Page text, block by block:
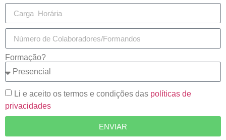
Formação?
Li e aceito os termos e condições das políticas de
privacidades
ENVIAR